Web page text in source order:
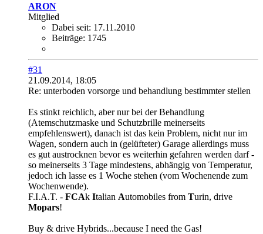
ARON
Mitglied
Dabei seit: 17.11.2010
Beiträge: 1745
#31
21.09.2014, 18:05
Re: unterboden vorsorge und behandlung bestimmter stellen
Es stinkt reichlich, aber nur bei der Behandlung
(Atemschutzmaske und Schutzbrille meinerseits
empfehlenswert), danach ist das kein Problem, nicht nur im
Wagen, sondern auch in (gelüfteter) Garage allerdings muss
es gut austrocknen bevor es weiterhin gefahren werden darf -
so meinerseits 3 Tage mindestens, abhängig von Temperatur,
jedoch ich lasse es 1 Woche stehen (vom Wochenende zum
Wochenwende).
F.I.A.T. - FCAk Italian Automobiles from Turin, drive
Mopars!
Buy & drive Hybrids...because I need the Gas!